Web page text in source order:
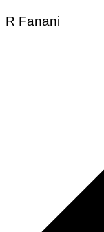
R Fanani